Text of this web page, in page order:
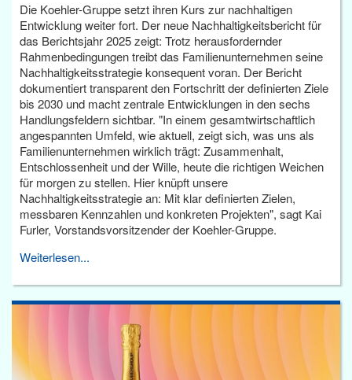
Die Koehler-Gruppe setzt ihren Kurs zur nachhaltigen
Entwicklung weiter fort. Der neue Nachhaltigkeitsbericht für
das Berichtsjahr 2025 zeigt: Trotz herausfordernder
Rahmenbedingungen treibt das Familienunternehmen seine
Nachhaltigkeitsstrategie konsequent voran. Der Bericht
dokumentiert transparent den Fortschritt der definierten Ziele
bis 2030 und macht zentrale Entwicklungen in den sechs
Handlungsfeldern sichtbar. "In einem gesamtwirtschaftlich
angespannten Umfeld, wie aktuell, zeigt sich, was uns als
Familienunternehmen wirklich trägt: Zusammenhalt,
Entschlossenheit und der Wille, heute die richtigen Weichen
für morgen zu stellen. Hier knüpft unsere
Nachhaltigkeitsstrategie an: Mit klar definierten Zielen,
messbaren Kennzahlen und konkreten Projekten", sagt Kai
Furler, Vorstandsvorsitzender der Koehler-Gruppe.
Weiterlesen...